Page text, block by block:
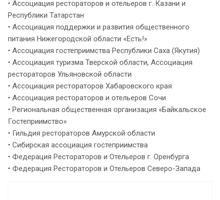
• Ассоциация рестораторов и отельеров г. Казани и
Республики Татарстан
• Ассоциация поддержки и развития общественного
питания Нижегородской области «Есть!»
• Ассоциация гостеприимства Республики Саха (Якутия)
• Ассоциация туризма Тверской области, Ассоциация
рестораторов Ульяновской области
• Ассоциация рестораторов Хабаровского края
• Ассоциация рестораторов и отельеров Сочи
• Региональная общественная организация «Байкальское
Гостеприимство»
• Гильдия рестораторов Амурской области
• Сибирская ассоциация гостеприимства
• Федерация Рестораторов и Отельеров г. Оренбурга
• Федерация Рестораторов и Отельеров Северо-Запада